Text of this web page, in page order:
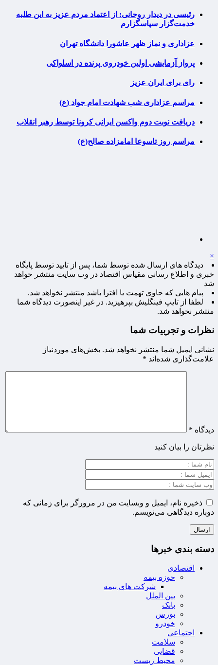
رئیسی در دیدار روحانی: از اعتماد مردم عزیز به این طلبه
خدمت‌گزار سپاسگزارم
عزاداری و نماز ظهر عاشورا دانشگاه تهران
پرواز آزمایشی اولین خودروی پرنده در اسلواکی
رای برای ایران عزیز
مراسم عزاداری شب شهادت امام جواد (ع)
دریافت نوبت دوم واکسن ایرانی کرونا توسط رهبر انقلاب
مراسم روز تاسوعا امامزاده صالح(ع)
×
دیدگاه های ارسال شده توسط شما، پس از تایید توسط پایگاه
خبری و اطلاع رسانی مقیاس اقتصاد در وب سایت منتشر خواهد
شد
پیام هایی که حاوی تهمت یا افترا باشد منتشر نخواهد شد.
لطفا از تایپ فینگلیش بپرهیزید. در غیر اینصورت دیدگاه شما
منتشر نخواهد شد.
نظرات و تجربیات شما
نشانی ایمیل شما منتشر نخواهد شد. بخش‌های موردنیاز
علامت‌گذاری شده‌اند *
دیدگاه *
نظرتان را بیان کنید
ذخیره نام، ایمیل و وبسایت من در مرورگر برای زمانی که
دوباره دیدگاهی می‌نویسم.
دسته بندی خبرها
اقتصادی
حوزه بیمه
شرکت های بیمه
بین الملل
بانک
بورس
خودرو
اجتماعی
سلامت
قضایی
محیط زیست